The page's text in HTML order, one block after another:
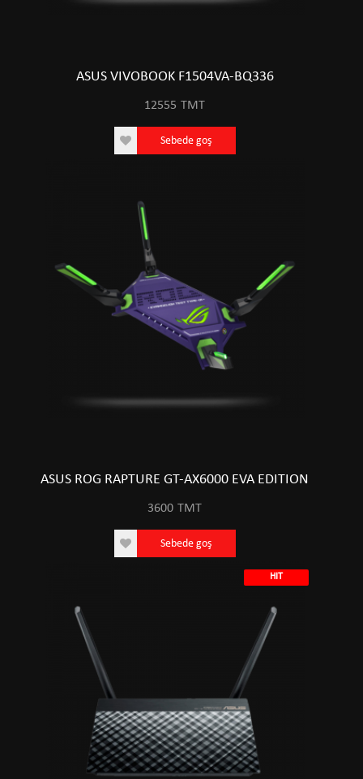
ASUS VIVOBOOK F1504VA-BQ336
12555 TMT
Sebede goş
ASUS ROG RAPTURE GT-AX6000 EVA EDITION
3600 TMT
Sebede goş
HIT